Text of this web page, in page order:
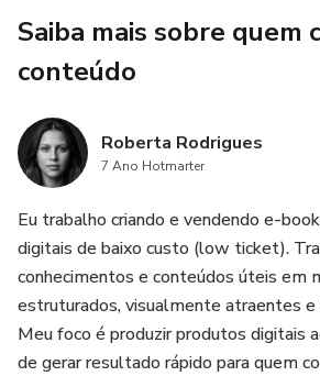
Saiba mais sobre quem
conteúdo
Roberta Rodrigues
7 Ano Hotmarter
Eu trabalho criando e vendendo e-
digitais de baixo custo (low ticket).
conhecimentos e conteúdos úteis em
estruturados, visualmente atraentes e
Meu foco é produzir produtos digitais
de gerar resultado rápido para quem